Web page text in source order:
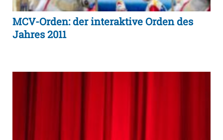
MCV-Orden: der interaktive Orden des
Jahres 2011